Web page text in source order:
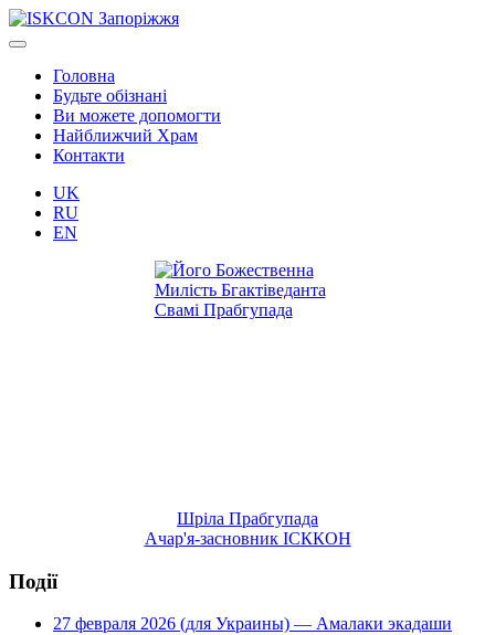
Головна
Будьте обізнані
Ви можете допомогти
Найближчий Храм
Контакти
UK
RU
EN
Шріла Прабгупада
Ачар'я-засновник ІСККОН
Події
27 февраля 2026 (для Украины) — Амалаки экадаши